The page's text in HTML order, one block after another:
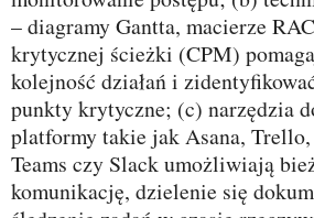
– diagramy Gantta, macierze
krytycznej ścieżki (CPM)
kolejność działań i
punkty krytyczne; (c) narzędzia
platformy takie jak Asana,
Teams czy Slack umożliwiają
komunikację, dzielenie się